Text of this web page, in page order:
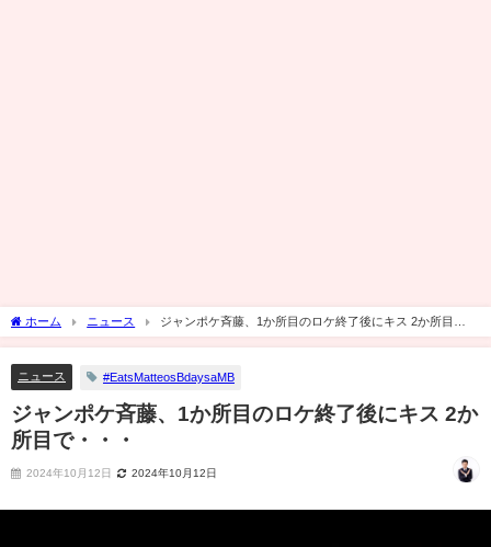
ホーム ニュース
ジャンポケ斉藤、1か所目のロケ終了後にキス 2か所目
で・・・
ニュース #EatsMatteosBdaysaMB
ジャンポケ斉藤、1か所目のロケ終了後にキス 2か
所目で・・・
2024年10月12日 2024年10月12日